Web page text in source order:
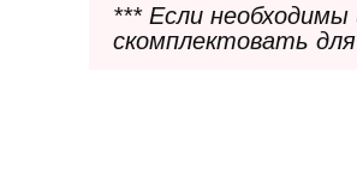
*** Если
скомплектовать